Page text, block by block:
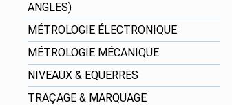
ANGLES)
MÉTROLOGIE ÉLECTRONIQUE
MÉTROLOGIE MÉCANIQUE
NIVEAUX & EQUERRES
TRAÇAGE & MARQUAGE